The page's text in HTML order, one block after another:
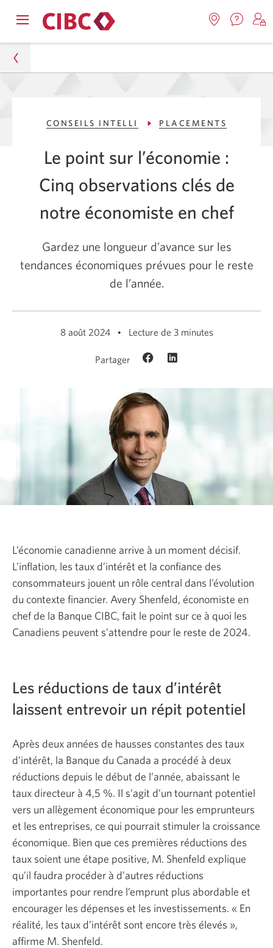
Passer
en
direct
Passer
navigation
menu.
fenêtre
Conseils Intelli
Placements
L’inflation, les taux d’intérêt et l’avenir économique
du Canada
CONSEILS INTELLI PLACEMENTS
Le point sur l’économie :
Cinq observations clés de
notre économiste en chef
Gardez une longueur d’avance sur les
tendances économiques prévues pour le reste
de l’année.
8 août 2024 Lecture de 3 minutes
Partager
L’économie canadienne arrive à un moment décisif.
L’inflation, les taux d’intérêt et la confiance des
consommateurs jouent un rôle central dans l’évolution
du contexte financier. Avery Shenfeld, économiste en
chef de la Banque CIBC, fait le point sur ce à quoi les
Canadiens peuvent s’attendre pour le reste de 2024.
Les réductions de taux d’intérêt
laissent entrevoir un répit potentiel
Après deux années de hausses constantes des taux
d’intérêt, la Banque du Canada a procédé à deux
réductions depuis le début de l’année, abaissant le
taux directeur à 4,5 %. Il s’agit d’un tournant potentiel
vers un allègement économique pour les emprunteurs
et les entreprises, ce qui pourrait stimuler la croissance
économique. Bien que ces premières réductions des
taux soient une étape positive, M. Shenfeld explique
qu’il faudra procéder à d’autres réductions
importantes pour rendre l’emprunt plus abordable et
encourager les dépenses et les investissements. « En
réalité, les taux d’intérêt sont encore très élevés »,
affirme M. Shenfeld.